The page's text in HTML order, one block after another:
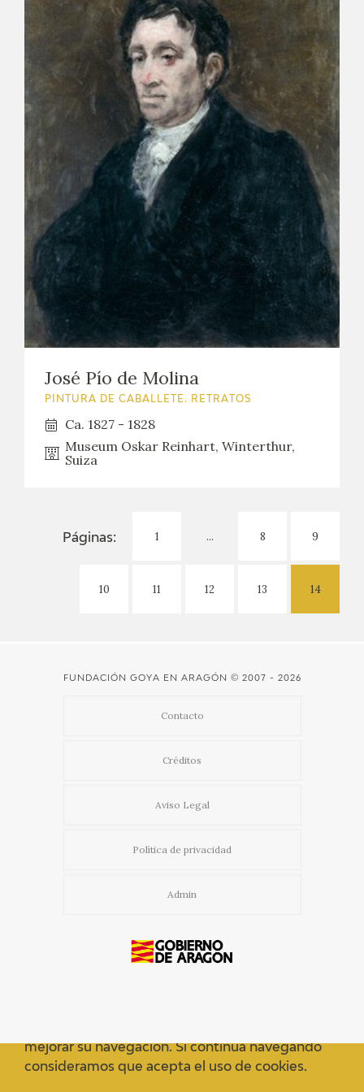
CATÁLOGO
GOYA EN ARAGÓN
PREMIO ARAGÓN GOYA
EDICIONES
PUBLICACIONES
TIENDA
TIENDA ONLINE
EDUCA
RECURSOS EDUCATIVOS
José Pío de Molina
PINTURA DE CABALLETE. RETRATOS
Ca. 1827 - 1828
Museum Oskar Reinhart, Winterthur,
Suiza
Páginas: 1 ... 8 9
10 11 12 13 14
FUNDACIÓN GOYA EN ARAGÓN © 2007 - 2026
Contacto
Créditos
Aviso Legal
Política de privacidad
Admin
mejorar su navegación. Si continua navegando
consideramos que acepta el uso de cookies.